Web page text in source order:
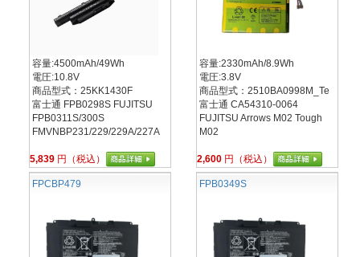
容量:4500mAh/49Wh
電圧:10.8V
商品型式：25KK1430F
富士通 FPB0298S FUJITSU
FPB0311S/300S
FMVNBP231/229/229A/227A
5,839 円（税込）
容量:2330mAh/8.9Wh
電圧:3.8V
商品型式：2510BA0998M_Te
富士通 CA54310-0064
FUJITSU Arrows M02 Tough
M02
2,600 円（税込）
FPCBP479 FPB0349S